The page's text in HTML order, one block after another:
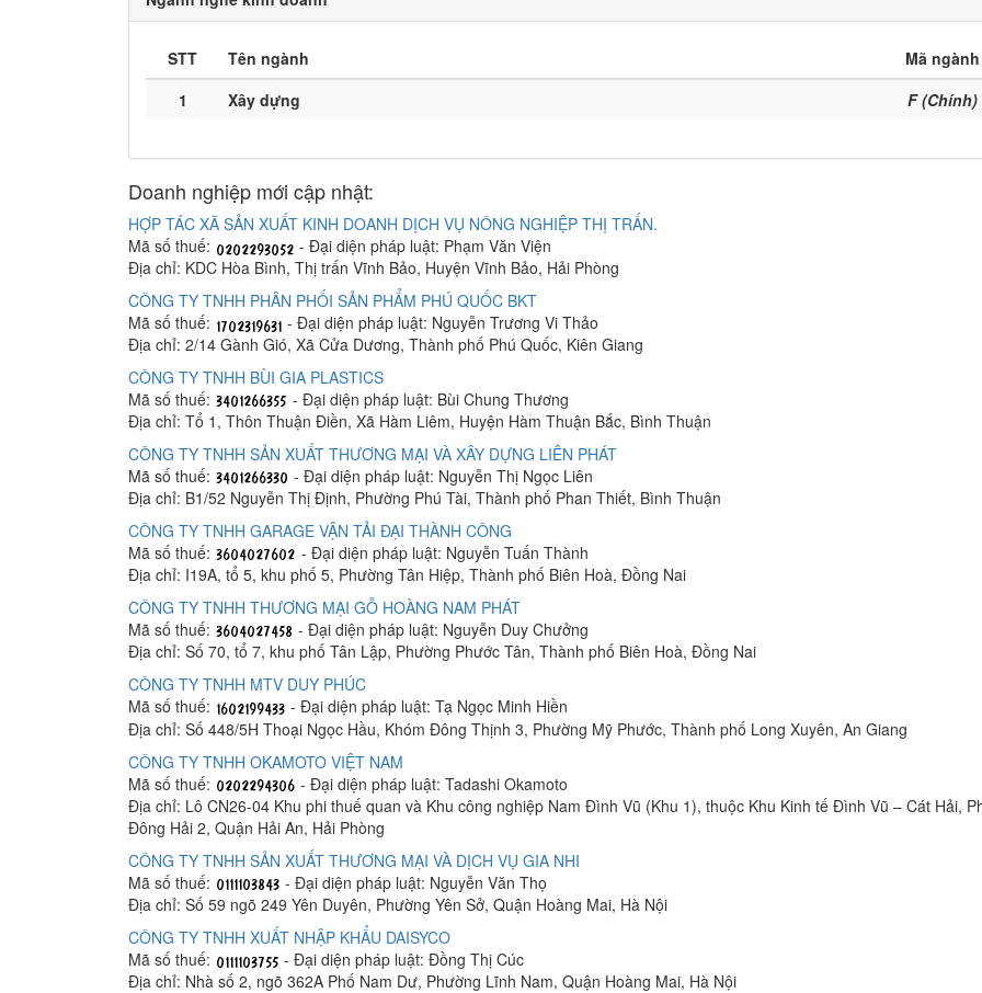
STT Tên ngành
Mã ngành
1
Xây dựng F (Chính)
Doanh nghiệp mới cập nhật:
HỢP TÁC XÃ SẢN XUẤT KINH DOANH DỊCH VỤ NÔNG NGHIỆP THỊ TRẤN.
Mã số thuế:
- Đại diện pháp luật: Phạm Văn Viện
Địa chỉ: KDC Hòa Bình, Thị trấn Vĩnh Bảo, Huyện Vĩnh Bảo, Hải Phòng
CÔNG TY TNHH PHÂN PHỐI SẢN PHẨM PHÚ QUỐC BKT
Mã số thuế:
- Đại diện pháp luật: Nguyễn Trương Vi Thảo
Địa chỉ: 2/14 Gành Gió, Xã Cửa Dương, Thành phố Phú Quốc, Kiên Giang
CÔNG TY TNHH BÙI GIA PLASTICS
Mã số thuế:
- Đại diện pháp luật: Bùi Chung Thương
Địa chỉ: Tổ 1, Thôn Thuận Điền, Xã Hàm Liêm, Huyện Hàm Thuận Bắc, Bình Thuận
CÔNG TY TNHH SẢN XUẤT THƯƠNG MẠI VÀ XÂY DỰNG LIÊN PHÁT
Mã số thuế:
- Đại diện pháp luật: Nguyễn Thị Ngọc Liên
Địa chỉ: B1/52 Nguyễn Thị Định, Phường Phú Tài, Thành phố Phan Thiết, Bình Thuận
CÔNG TY TNHH GARAGE VẬN TẢI ĐẠI THÀNH CÔNG
Mã số thuế:
- Đại diện pháp luật: Nguyễn Tuấn Thành
Địa chỉ: I19A, tổ 5, khu phố 5, Phường Tân Hiệp, Thành phố Biên Hoà, Đồng Nai
CÔNG TY TNHH THƯƠNG MẠI GỖ HOÀNG NAM PHÁT
Mã số thuế:
- Đại diện pháp luật: Nguyễn Duy Chưởng
Địa chỉ: Số 70, tổ 7, khu phố Tân Lập, Phường Phước Tân, Thành phố Biên Hoà, Đồng Nai
CÔNG TY TNHH MTV DUY PHÚC
Mã số thuế:
- Đại diện pháp luật: Tạ Ngọc Minh Hiền
Địa chỉ: Số 448/5H Thoại Ngọc Hầu, Khóm Đông Thịnh 3, Phường Mỹ Phước, Thành phố Long Xuyên, An Giang
CÔNG TY TNHH OKAMOTO VIỆT NAM
Mã số thuế:
- Đại diện pháp luật: Tadashi Okamoto
Địa chỉ: Lô CN26-04 Khu phi thuế quan và Khu công nghiệp Nam Đình Vũ (Khu 1), thuộc Khu Kinh tế Đình Vũ – Cát Hải,
Đông Hải 2, Quận Hải An, Hải Phòng
CÔNG TY TNHH SẢN XUẤT THƯƠNG MẠI VÀ DỊCH VỤ GIA NHI
Mã số thuế:
- Đại diện pháp luật: Nguyễn Văn Thọ
Địa chỉ: Số 59 ngõ 249 Yên Duyên, Phường Yên Sở, Quận Hoàng Mai, Hà Nội
CÔNG TY TNHH XUẤT NHẬP KHẨU DAISYCO
Mã số thuế:
- Đại diện pháp luật: Đồng Thị Cúc
Địa chỉ: Nhà số 2, ngõ 362A Phố Nam Dư, Phường Lĩnh Nam, Quận Hoàng Mai, Hà Nội